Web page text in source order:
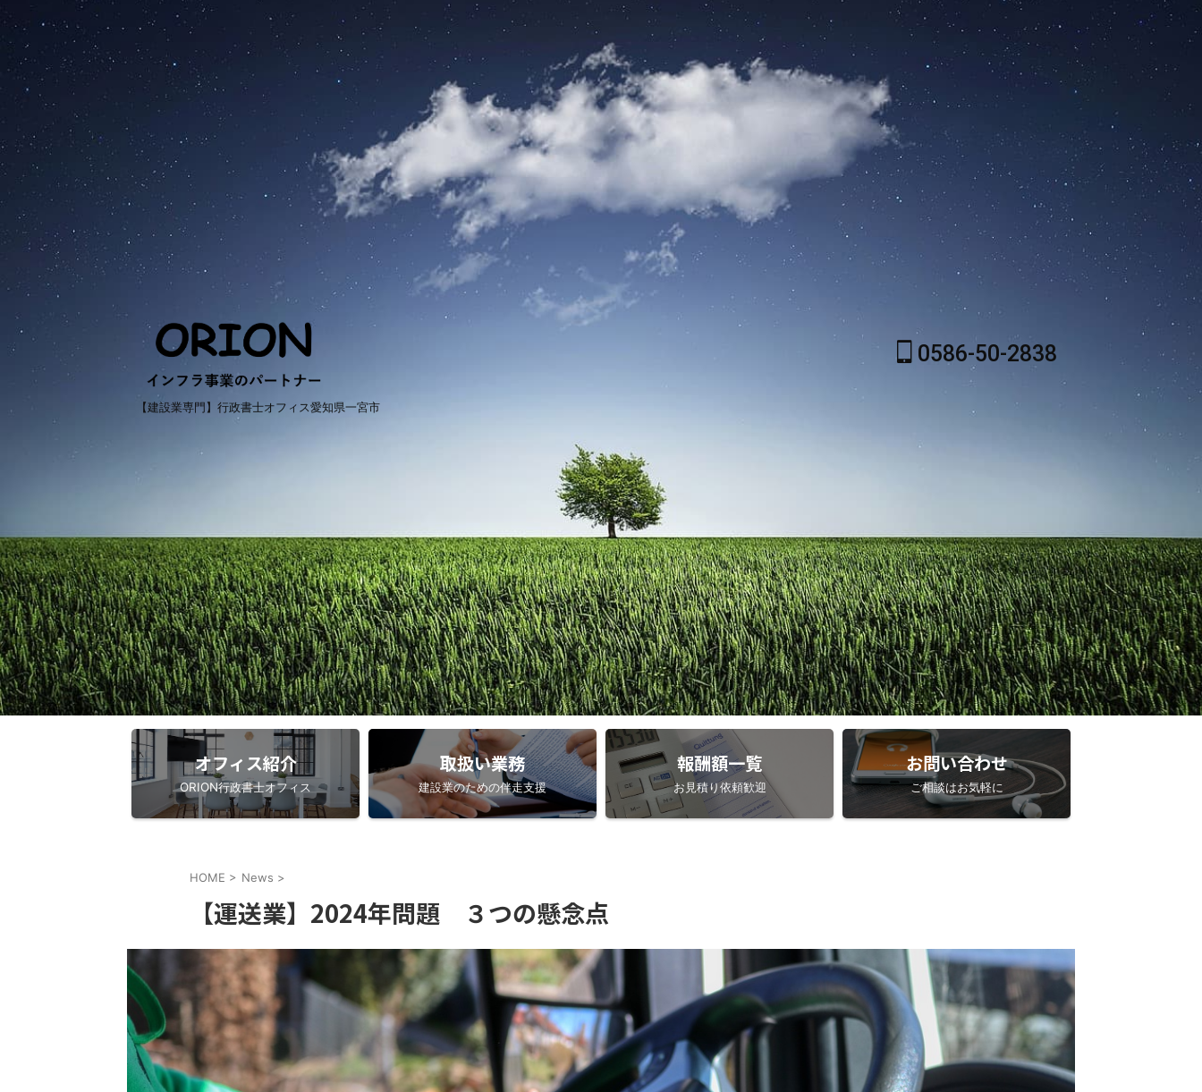
【建設業専門】行政書士オフィス愛知県一宮市
0586-50-2838
オフィス紹介
ORION行政書士オフィス
取扱い業務
建設業のための伴走支援
報酬額一覧
お見積り依頼歓迎
お問い合わせ
ご相談はお気軽に
HOME > News >
【運送業】2024年問題 ３つの懸念点